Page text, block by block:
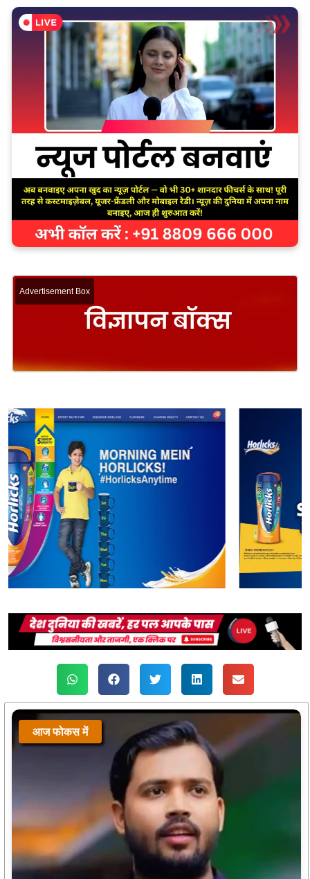
Advertisement Box
आज फोकस में